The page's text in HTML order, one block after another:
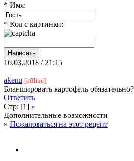
* Имя:
* Код с картинки:
16.03.2018 / 21:15
akenu [offline]
Бланшировать картофель обязательно?
Ответить
Стр: [1] »
Дополнительные возможности
» Пожаловаться на этот рецепт